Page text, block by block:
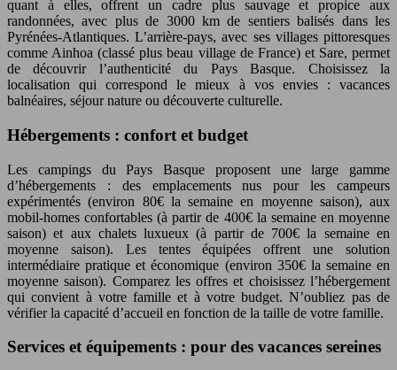
quant à elles, offrent un cadre plus sauvage et propice aux
randonnées, avec plus de 3000 km de sentiers balisés dans les
Pyrénées-Atlantiques. L’arrière-pays, avec ses villages pittoresques
comme Ainhoa (classé plus beau village de France) et Sare, permet
de découvrir l’authenticité du Pays Basque. Choisissez la
localisation qui correspond le mieux à vos envies : vacances
balnéaires, séjour nature ou découverte culturelle.
Hébergements : confort et budget
Les campings du Pays Basque proposent une large gamme
d’hébergements : des emplacements nus pour les campeurs
expérimentés (environ 80€ la semaine en moyenne saison), aux
mobil-homes confortables (à partir de 400€ la semaine en moyenne
saison) et aux chalets luxueux (à partir de 700€ la semaine en
moyenne saison). Les tentes équipées offrent une solution
intermédiaire pratique et économique (environ 350€ la semaine en
moyenne saison). Comparez les offres et choisissez l’hébergement
qui convient à votre famille et à votre budget. N’oubliez pas de
vérifier la capacité d’accueil en fonction de la taille de votre famille.
Services et équipements : pour des vacances sereines